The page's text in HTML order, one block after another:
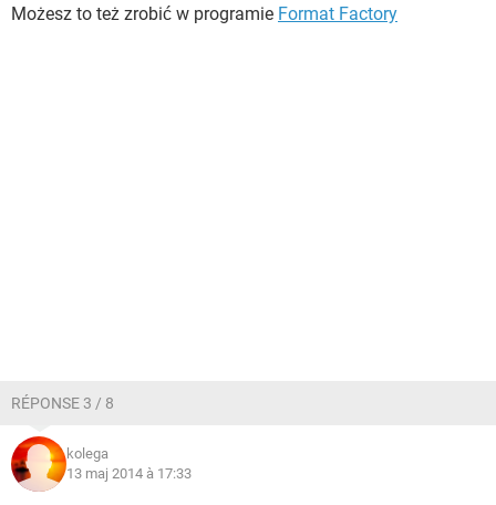
Możesz to też zrobić w programie Format Factory
RÉPONSE 3 / 8
kolega
13 maj 2014 à 17:33